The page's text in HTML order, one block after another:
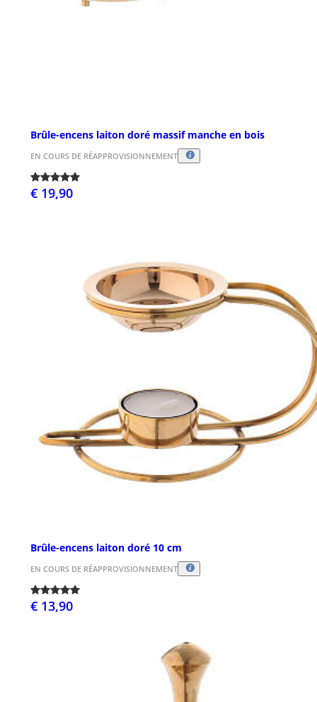
Brûle-encens laiton doré massif manche en bois
EN COURS DE RÉAPPROVISIONNEMENT
€ 19,90
Brûle-encens laiton doré 10 cm
EN COURS DE RÉAPPROVISIONNEMENT
€ 13,90